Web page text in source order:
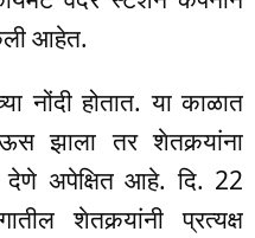
आहेत.
नोंदी होतात. या काळात
झाला तर शेतकर्‍यांना
देणे अपेक्षित आहे. दि. 22
शेतकर्‍यांनी प्रत्यक्ष